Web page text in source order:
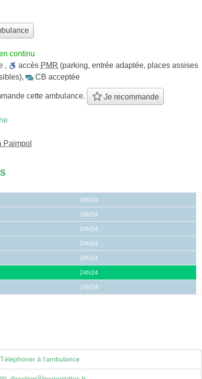
continu
, accès PMR (parking, entrée adaptée, places assises
, CB acceptée
cette ambulance. Je recommande
Paimpol
24h/24
24h/24
24h/24
24h/24
24h/24
24h/24
24h/24
Téléphoner à l'ambulance